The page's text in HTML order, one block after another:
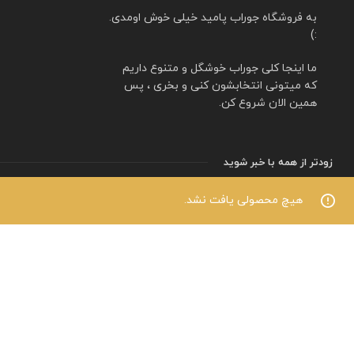
هیچ محصولی یافت نشد.
به فروشگاه جوراب پامید خیلی خوش اومدی.
:)
ما اینجا کلی جوراب خوشگل و متنوع داریم
که میتونی انتخابشون کنی و بخری ، پس
همین الان شروع کن.
زودتر از همه با خبر شوید